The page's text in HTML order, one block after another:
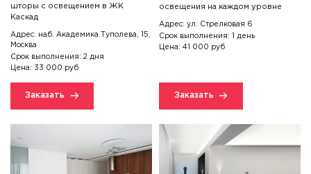
шторы с освещением в ЖК
Каскад
Адрес: наб. Академика Туполева, 15,
Москва
Срок выполнения: 2 дня
Цена: 33 000 руб
Заказать
освещения на каждом уровне
Адрес: ул. Стрелковая 6
Срок выполнения: 1 день
Цена: 41 000 руб
Заказать